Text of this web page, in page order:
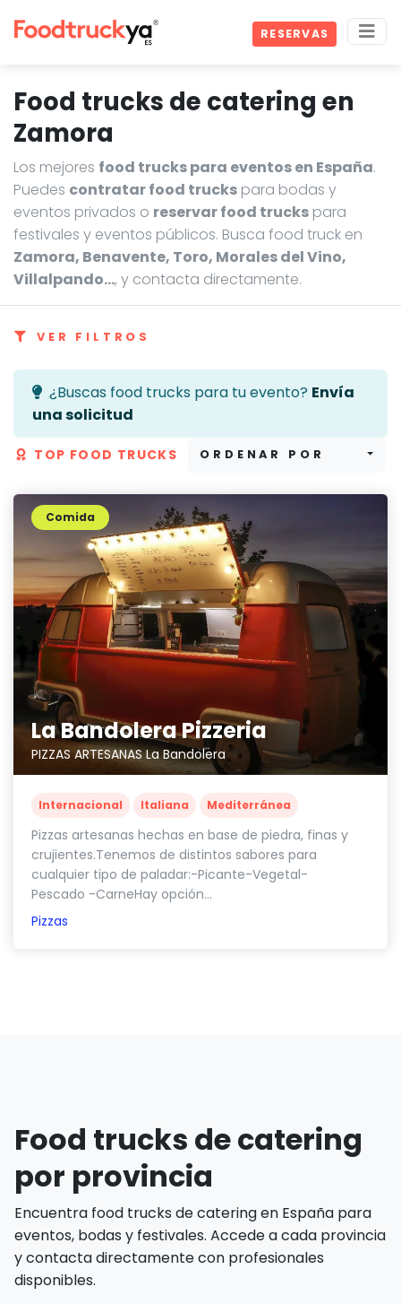
RESERVAS
Food trucks de catering en
Zamora
Los mejores food trucks para eventos en España.
Puedes contratar food trucks para bodas y
eventos privados o reservar food trucks para
festivales y eventos públicos. Busca food truck en
Zamora, Benavente, Toro, Morales del Vino,
Villalpando…, y contacta directamente.
VER FILTROS
¿Buscas food trucks para tu evento? Envía
una solicitud
TOP FOOD TRUCKS ORDENAR POR
La Bandolera Pizzeria
PIZZAS ARTESANAS La Bandolera
Comida
Internacional Italiana Mediterránea
Pizzas artesanas hechas en base de piedra, finas y
crujientes.Tenemos de distintos sabores para
cualquier tipo de paladar:-Picante-Vegetal-
Pescado -CarneHay opción...
Pizzas
Food trucks de catering
por provincia
Encuentra food trucks de catering en España para
eventos, bodas y festivales. Accede a cada provincia
y contacta directamente con profesionales
disponibles.